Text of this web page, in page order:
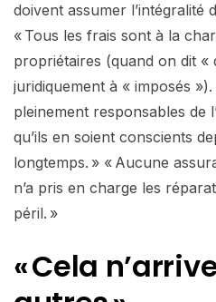
doivent assumer l’intégralité
« Tous les frais sont à la
propriétaires (quand on dit
juridiquement à « imposés
pleinement responsables de
qu’ils en soient conscients
longtemps. » « Aucune
n’a pris en charge les
péril. »
« Cela